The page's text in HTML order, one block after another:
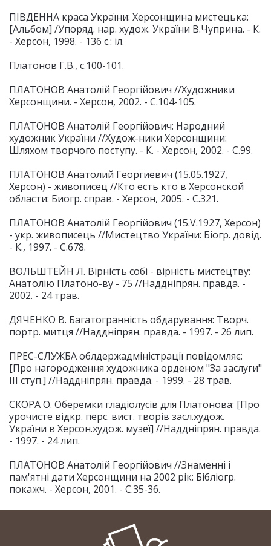
ПІВДЕННА краса України: Херсонщина мистецька:
[Альбом] /Упоряд. нар. худож. України В.Чуприна. - К.
- Херсон, 1998. - 136 с.: іл.
Платонов Г.В., с.100-101.
ПЛАТОНОВ Анатолій Георгійович //Художники
Херсонщини. - Херсон, 2002. - С.104-105.
ПЛАТОНОВ Анатолій Георгійович: Народний
художник України //Худож-ники Херсонщини:
Шляхом творчого поступу. - К. - Херсон, 2002. - С.99.
ПЛАТОНОВ Анатолий Георгиевич (15.05.1927,
Херсон) - живописец //Кто есть кто в Херсонской
области: Биогр. справ. - Херсон, 2005. - С.321.
ПЛАТОНОВ Анатолій Георгійович (15.V.1927, Херсон)
- укр. живописець //Мистецтво України: Біогр. довід.
- К., 1997. - С.678.
ВОЛЬШТЕЙН Л. Вірність собі - вірність мистецтву:
Анатолію Платоно-ву - 75 //Наддніпрян. правда. -
2002. - 24 трав.
ДЯЧЕНКО В. Багатогранність обдарування: Творч.
портр. митця //Наддніпрян. правда. - 1997. - 26 лип.
ПРЕС-СЛУЖБА облдержадміністрації повідомляє:
[Про нагородження художника орденом "За заслуги"
ІІІ ступ.] //Наддніпрян. правда. - 1999. - 28 трав.
СКОРА О. Оберемки гладіолусів для Платонова: [Про
урочисте відкр. перс. вист. творів засл.худож.
України в Херсон.худож. музеї] //Наддніпрян. правда.
- 1997. - 24 лип.
ПЛАТОНОВ Анатолій Георгійович //Знаменні і
пам'ятні дати Херсонщини на 2002 рік: Бібліогр.
покажч. - Херсон, 2001. - С.35-36.